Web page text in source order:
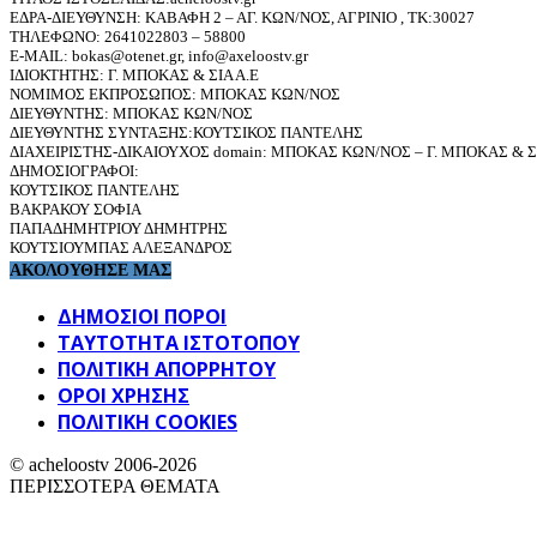
ΕΔΡΑ-ΔΙΕΥΘΥΝΣΗ: ΚΑΒΑΦΗ 2 – ΑΓ. ΚΩΝ/ΝΟΣ, ΑΓΡΙΝΙΟ , ΤΚ:30027
ΤΗΛΕΦΩΝΟ: 2641022803 – 58800
E-MAIL: bokas@otenet.gr, info@axeloostv.gr
ΙΔΙΟΚΤΗΤΗΣ: Γ. ΜΠΟΚΑΣ & ΣΙΑ Α.Ε
ΝΟΜΙΜΟΣ ΕΚΠΡΟΣΩΠΟΣ: ΜΠΟΚΑΣ ΚΩΝ/ΝΟΣ
ΔΙΕΥΘΥΝΤΗΣ: ΜΠΟΚΑΣ ΚΩΝ/ΝΟΣ
ΔΙΕΥΘΥΝΤΗΣ ΣΥΝΤΑΞΗΣ:ΚΟΥΤΣΙΚΟΣ ΠΑΝΤΕΛΗΣ
ΔΙΑΧΕΙΡΙΣΤΗΣ-ΔΙΚΑΙΟΥΧΟΣ domain: ΜΠΟΚΑΣ ΚΩΝ/ΝΟΣ – Γ. ΜΠΟΚΑΣ &
ΔΗΜΟΣΙΟΓΡΑΦΟΙ:
ΚΟΥΤΣΙΚΟΣ ΠΑΝΤΕΛΗΣ
ΒΑΚΡΑΚΟΥ ΣΟΦΙΑ
ΠΑΠΑΔΗΜΗΤΡΙΟΥ ΔΗΜΗΤΡΗΣ
ΚΟΥΤΣΙΟΥΜΠΑΣ ΑΛΕΞΑΝΔΡΟΣ
ΑΚΟΛΟΥΘΗΣΕ ΜΑΣ
ΔΗΜΟΣΙΟΙ ΠΟΡΟΙ
ΤΑΥΤΌΤΗΤΑ ΙΣΤΌΤΟΠΟΥ
ΠΟΛΙΤΙΚΉ ΑΠΟΡΡΉΤΟΥ
ΌΡΟΙ ΧΡΉΣΗΣ
ΠΟΛΙΤΙΚΗ COOKIES
© acheloostv 2006-2026
ΠΕΡΙΣΣΟΤΕΡΑ ΘΕΜΑΤΑ